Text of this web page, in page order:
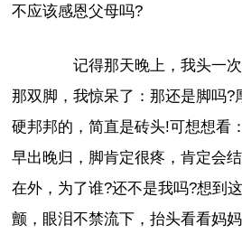
不应该感恩父母吗?
记得那天晚上，我头一次
那双脚，我惊呆了：那还是脚吗?
硬邦邦的，简直是砖头!可想想看
早出晚归，脚肯定很疼，肯定会
在外，为了谁?还不是我吗?想到
颤，眼泪不禁流下，抬头看看妈